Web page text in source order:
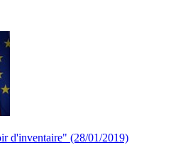
d'inventaire" (28/01/2019)